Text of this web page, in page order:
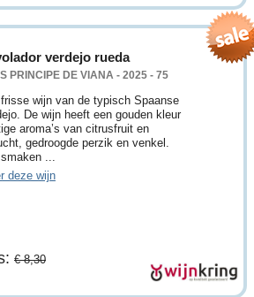
verdejo rueda
PRINCIPE DE VIANA - 2025 - 75
frisse wijn van de typisch Spaanse
De wijn heeft een gouden kleur
aroma’s van citrusfruit en
gedroogde perzik en venkel.
...
deze wijn
€ 8,30